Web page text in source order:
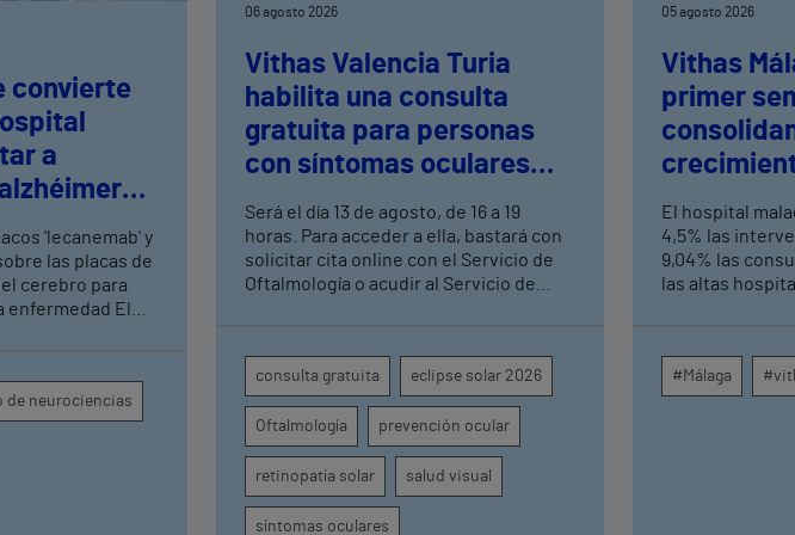
convierte
a
terapias
'lecanemab' y
las placas de
cerebro para
El
clínico
neurociencias
06 agosto 2026
Vithas Valencia Turia
habilita una consulta
gratuita para personas
con síntomas oculares
tras el eclipse solar
Será el día 13 de agosto, de 16 a 19
horas. Para acceder a ella, bastará con
solicitar cita online con el Servicio de
Oftalmología o acudir al Servicio de
consulta gratuita eclipse solar 2026
Oftalmología prevención ocular
retinopatía solar salud visual
síntomas oculares
05 agosto 2026
Vithas
primer
consultas
altas
El hospital
4,5% las
9,04% las
las altas
centros
provincia
#Málaga